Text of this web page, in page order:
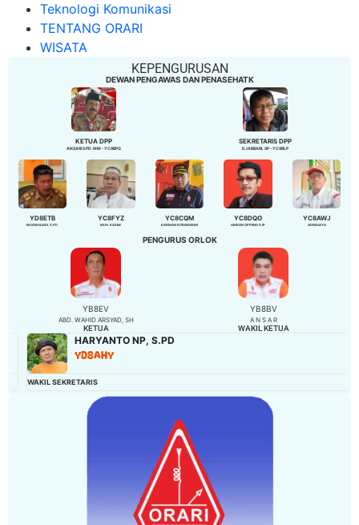
Teknologi Komunikasi
TENTANG ORARI
WISATA
KEPENGURUSAN
DEWAN PENGAWAS DAN PENASEHATK
KETUA DPP
ANZARI S.PD. MM - YC8BPQ
SEKRETARIS DPP
DJABBARI, SP - YC8BLP
YD8ETB
MUSMULIADI, S.PD
YC8FYZ
MUH. KASIM
YC8CQM
KARMAN KURNIAWAN
YC8DQO
AMRAN OPPENG S.IP
YC8AWJ
ADIWIJAYA
PENGURUS ORLOK
YB8EV
ABD. WAHID ARSYAD, SH
KETUA
YB8BV
A N S A R
WAKIL KETUA